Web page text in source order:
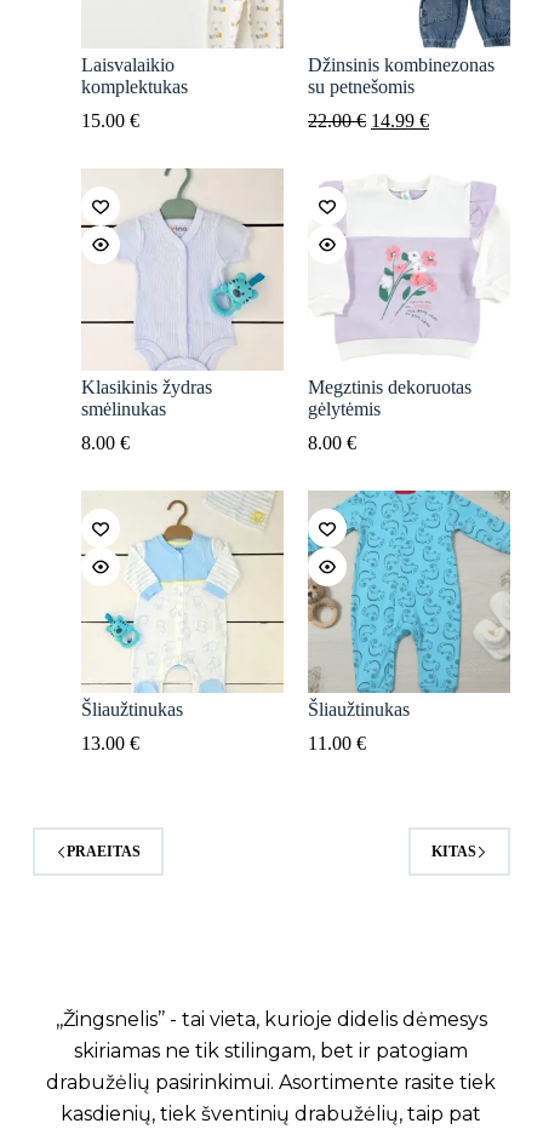
Laisvalaikio
komplektukas
15.00 €
Džinsinis kombinezonas
su petnešomis
22.00€ Original
22.00 €.
14.99 €Current
14.99 €.
Klasikinis žydras
smėlinukas
8.00 €
Megztinis dekoruotas
gėlytėmis
8.00 €
Šliaužtinukas
13.00 €
Šliaužtinukas
11.00 €
PRAEITAS KITAS
,,Žingsnelis’’ - tai vieta, kurioje didelis dėmesys
skiriamas ne tik stilingam, bet ir patogiam
drabužėlių pasirinkimui. Asortimente rasite tiek
kasdienių, tiek šventinių drabužėlių, taip pat